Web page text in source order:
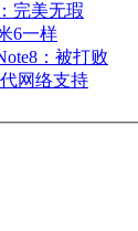
完美无瑕
6一样
：被打败
网络支持